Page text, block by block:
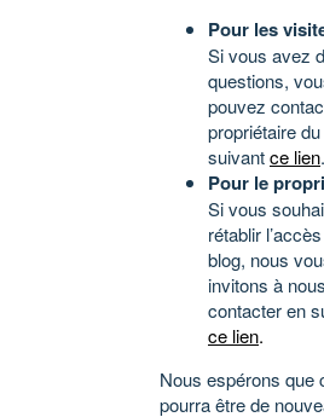
Pour les
Si vous avez
questions,
pouvez
propriétaire
suivantce lien.
Pour le
Si vous
rétablir
blog, nous
invitons à nous
contacter en
ce lien.
Nous espérons que
pourra être de